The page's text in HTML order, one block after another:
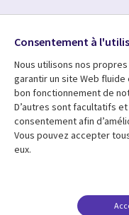
Ressources
Articles
Études de cas
Suivez-nous
Social
Media
Global
FR
Consentement à
Nous utilisons nos
garantir un site Web
bon fonctionnement de
D’autres sont facultatifs
consentement afin
Vous pouvez accepter
eux.